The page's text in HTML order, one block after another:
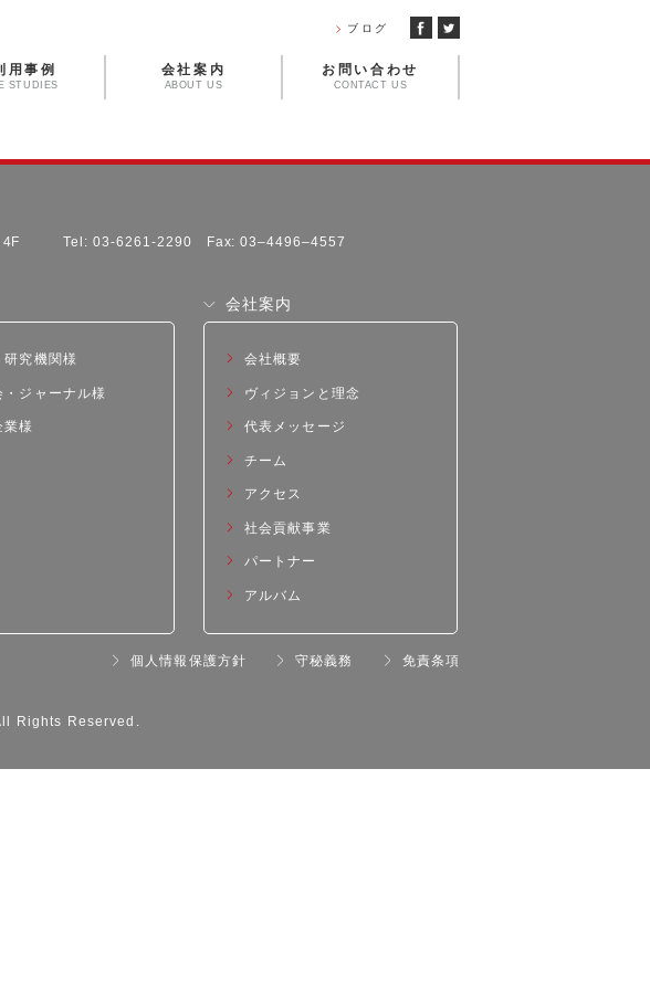
ブログ
用事例
STUDIES
会社案内
ABOUT US
お問い合わせ
CONTACT US
ビル 4FTel: 03-6261-2290 Fax: 03–4496–4557
研究機関様
・ジャーナル様
業様
会社案内
会社概要
ヴィジョンと理念
代表メッセージ
チーム
アクセス
社会貢献事業
パートナー
アルバム
個人情報保護方針 守秘義務 免責条項
Rights Reserved.